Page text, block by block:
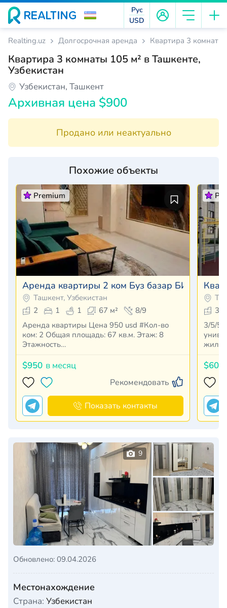
Рус
USD
Realting.uz Долгосрочная аренда Квартира 3 комнаты
Квартира 3 комнаты 105 м² в Ташкенте,
Узбекистан
Узбекистан, Ташкент
Архивная цена $900
Продано или неактуально
Похожие объекты
Premium
Аренда квартиры 2 ком Буз базар БИЙ
Ташкент, Узбекистан
2
1 1 67 м²
8/9
Аренда квартиры Цена 950 usd #Кол-во
ком: 2 Общая площадь: 67 кв.м. Этаж: 8
Этажность…
$950 в месяц
Рекомендовать
Показать контакты
3
3/5/5
$600
9
Обновлено: 09.04.2026
Местонахождение
Страна: Узбекистан